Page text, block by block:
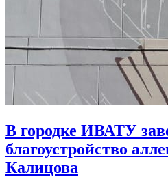
В городке ИВАТУ
благоустройство
Калицова